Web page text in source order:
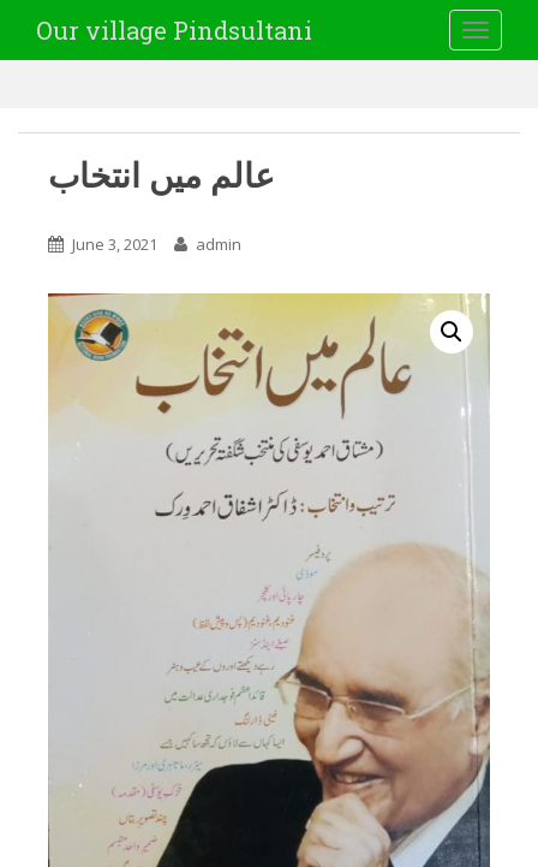
Our village Pindsultani
عالم میں انتخاب
June 3, 2021 admin